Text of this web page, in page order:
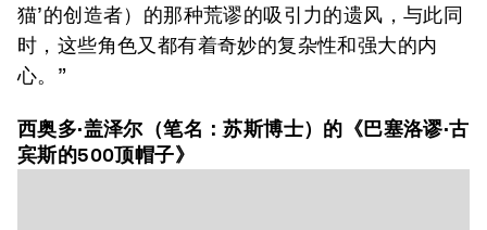
猫’的创造者）的那种荒谬的吸引力的遗风，与此同
时，这些角色又都有着奇妙的复杂性和强大的内
心。”
西奥多·盖泽尔（笔名：苏斯博士）的《巴塞洛谬·古
宾斯的500顶帽子》